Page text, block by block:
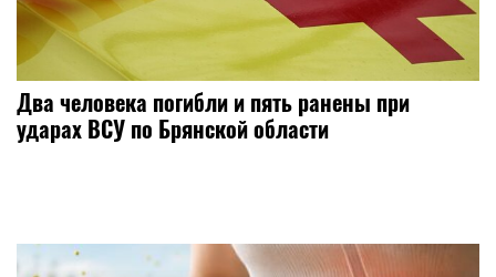
Два человека погибли и пять ранены при
ударах ВСУ по Брянской области